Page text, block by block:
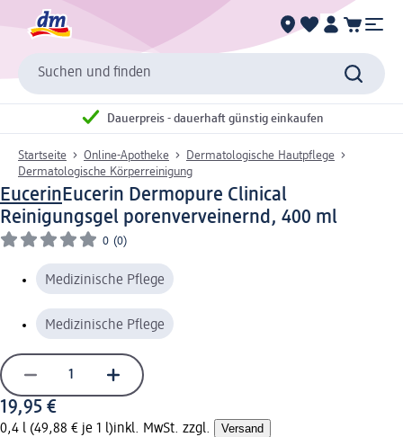
Suchen und finden
Dauerpreis - dauerhaft günstig einkaufen
Startseite Online-Apotheke
Dermatologische Hautpflege
Dermatologische Körperreinigung
EucerinEucerin Dermopure Clinical
Reinigungsgel porenverveinernd, 400 ml
0 (0)
Medizinische Pflege
Medizinische Pflege
19,95 €
0,4 l (49,88 € je 1 l)inkl. MwSt. zzgl. Versand